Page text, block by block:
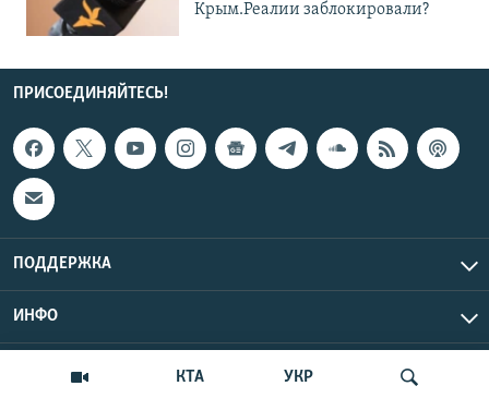
КТА УКР
Крым.Реалии заблокировали?
ПРИСОЕДИНЯЙТЕСЬ!
ПОДДЕРЖКА
ИНФО
Copyright Крым.Реалии, 2026 | Все права защищены.
UTC+3